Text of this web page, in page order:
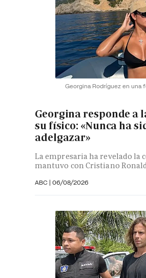
Georgina Rodríguez en una
Georgina responde a
su físico: «Nunca ha
adelgazar»
La empresaria ha revelado la
mantuvo con Cristiano
ABC | 06/08/2026